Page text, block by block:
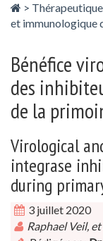
> Thérapeutique
et immunologique
Bénéfice
des
de la
Virological
integrase
during
3 juillet 2020
Raphael Veil, et